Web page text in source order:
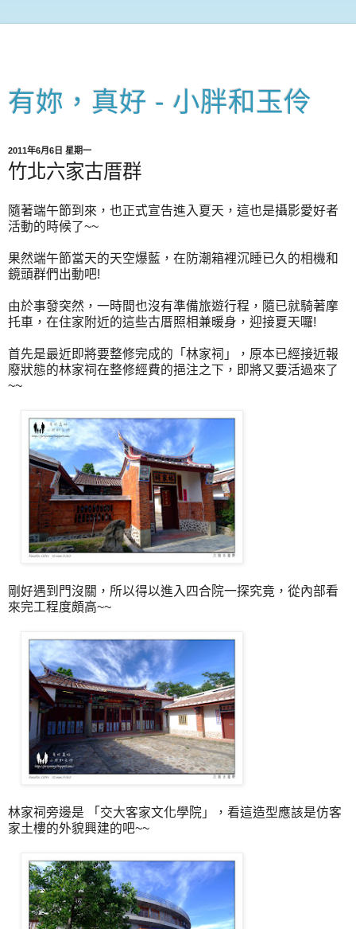
有妳，真好 - 小胖和玉伶
2011年6月6日 星期一
竹北六家古厝群
隨著端午節到來，也正式宣告進入夏天，這也是攝影愛好者
活動的時候了~~
果然端午節當天的天空爆藍，在防潮箱裡沉睡已久的相機和
鏡頭群們出動吧!
由於事發突然，一時間也沒有準備旅遊行程，隨已就騎著摩
托車，在住家附近的這些古厝照相兼暖身，迎接夏天囉!
首先是最近即將要整修完成的「林家祠」，原本已經接近報
廢狀態的林家祠在整修經費的挹注之下，即將又要活過來了
~~
剛好遇到門沒關，所以得以進入四合院一探究竟，從內部看
來完工程度頗高~~
林家祠旁邊是 「交大客家文化學院」，看這造型應該是仿客
家土樓的外貌興建的吧~~